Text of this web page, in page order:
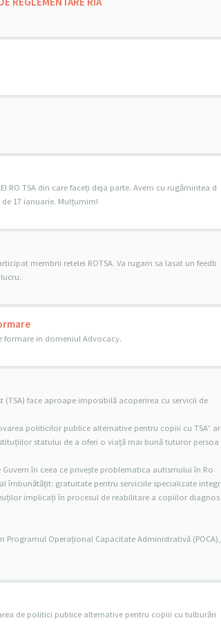
RO TSA din care faceți deja parte. Avem cu rugămintea d
de 17 ianuarie. Mulțumim!
membrii retelei ROTSA. Va rugam sa lasat un feedb
in domeniul Advocacy.
face aproape imposibilă acoperirea cu servicii de
politicilor publice alternative pentru copiii cu TSA” ar
statului de a oferi o viață mai bună tuturor persoa
în ceea ce privește problematica autismului în Ro
îmbunătățit: gratuitate pentru serviciile specializate integr
implicați în procesul de reabilitare a copiilor diagnos
Programul Operațional Capacitate Administrativă (POCA),
de politici publice alternative pentru copiii cu tulburări